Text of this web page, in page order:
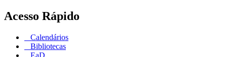
Acesso Rápido
Calendários
Bibliotecas
EaD